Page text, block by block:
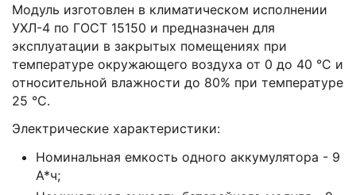
Модуль изготовлен в климатическом исполнении
УХЛ-4 по ГОСТ 15150 и предназначен для
эксплуатации в закрытых помещениях при
температуре окружающего воздуха от 0 до 40 °С и
относительной влажности до 80% при температуре
25 °С.
Электрические характеристики:
Номинальная емкость одного аккумулятора - 9
А*ч;